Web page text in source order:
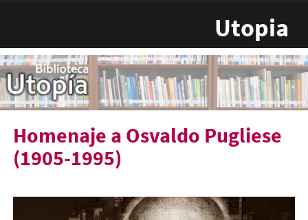
Utopia
Homenaje a Osvaldo Pugliese
(1905-1995)